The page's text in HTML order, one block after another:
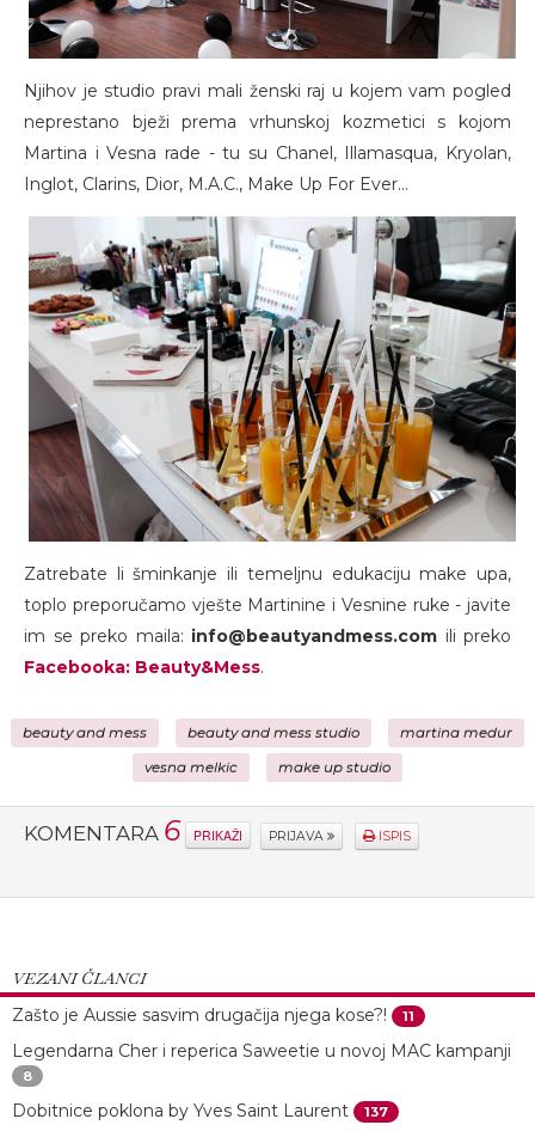
Njihov je studio pravi mali ženski raj u kojem vam pogled
neprestano bježi prema vrhunskoj kozmetici s kojom
Martina i Vesna rade - tu su Chanel, Illamasqua, Kryolan,
Inglot, Clarins, Dior, M.A.C., Make Up For Ever...
Zatrebate li šminkanje ili temeljnu edukaciju make upa,
toplo preporučamo vješte Martinine i Vesnine ruke - javite
im se preko maila: info@beautyandmess.com ili preko
Facebooka: Beauty&Mess.
beauty and mess beauty and mess studio martina medur
vesna melkic make up studio
KOMENTARA 6 PRIKAŽI PRIJAVA ISPIS
VEZANI ČLANCI
Zašto je Aussie sasvim drugačija njega kose?!
11
Legendarna Cher i reperica Saweetie u novoj MAC kampanji
8
Dobitnice poklona by Yves Saint Laurent 137